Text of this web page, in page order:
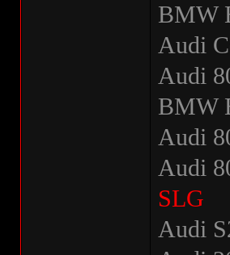
BMW
Audi
Audi
BMW
Audi
Audi
SLG
Audi